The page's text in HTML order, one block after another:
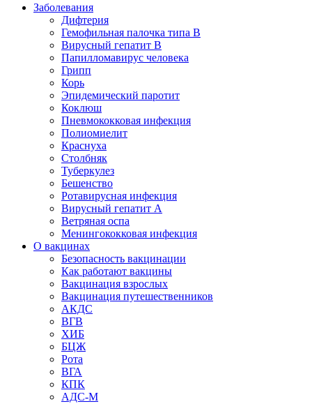
Заболевания
Дифтерия
Гемофильная палочка типа B
Вирусный гепатит В
Папилломавирус человека
Грипп
Корь
Эпидемический паротит
Коклюш
Пневмококковая инфекция
Полиомиелит
Краснуха
Столбняк
Туберкулез
Бешенство
Ротавирусная инфекция
Вирусный гепатит А
Ветряная оспа
Менингококковая инфекция
О вакцинах
Безопасность вакцинации
Как работают вакцины
Вакцинация взрослых
Вакцинация путешественников
АКДС
ВГВ
ХИБ
БЦЖ
Рота
ВГА
КПК
АДС-М